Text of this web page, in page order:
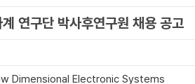
연구단 박사후연구원 채용 공고
Dimensional Electronic Systems